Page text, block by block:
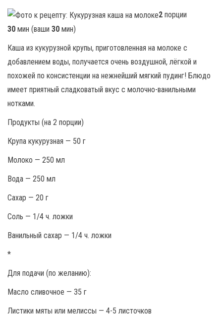
2 порции
30 мин (ваши 30 мин)
Каша из кукурузной крупы, приготовленная на молоке с
добавлением воды, получается очень воздушной, лёгкой и
похожей по консистенции на нежнейший мягкий пудинг! Блюдо
имеет приятный сладковатый вкус с молочно-ванильными
нотками.
Продукты (на 2 порции)
Крупа кукурузная — 50 г
Молоко — 250 мл
Вода — 250 мл
Сахар — 20 г
Соль — 1/4 ч. ложки
Ванильный сахар — 1/4 ч. ложки
*
Для подачи (по желанию):
Масло сливочное — 35 г
Листики мяты или мелиссы — 4-5 листочков